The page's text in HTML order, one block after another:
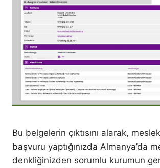
Bu belgelerin çıktısını alarak,
başvuru yaptığınızda Almanya’da
denkliğinizden sorumlu kurumun